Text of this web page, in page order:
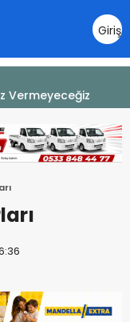
Giriş
Yap
DEK YAŞAYACAK”